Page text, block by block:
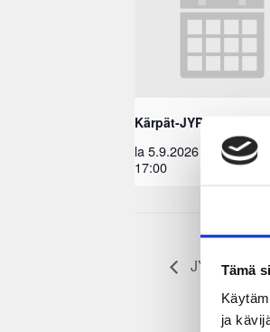
Tämä
ja
Kärpät-JYP
la 5.9.2026
17:00
EEST
JYP – Ilves